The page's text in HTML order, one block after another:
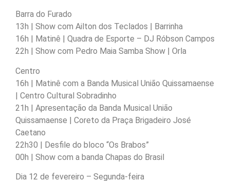
Barra do Furado
13h | Show com Ailton dos Teclados | Barrinha
16h | Matinê | Quadra de Esporte – DJ Róbson Campos
22h | Show com Pedro Maia Samba Show | Orla
Centro
16h | Matinê com a Banda Musical União Quissamaense
| Centro Cultural Sobradinho
21h | Apresentação da Banda Musical União
Quissamaense | Coreto da Praça Brigadeiro José
Caetano
22h30 | Desfile do bloco “Os Brabos”
00h | Show com a banda Chapas do Brasil
Dia 12 de fevereiro – Segunda-feira